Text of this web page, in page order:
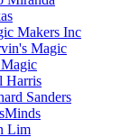
Makers Inc
Magic
Harris
Sanders
Lim